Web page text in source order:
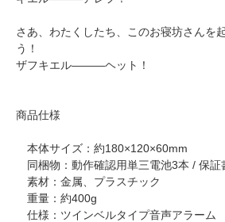
さあ、わたくしたち、このお寝坊さんを
う！
ザフキエル―――ヘット！
商品仕様
本体サイズ：約180×120×60mm
同梱物：動作確認用単三電池3本 / 保証
素材：金属、プラスチック
重量：約400g
仕様：ツインベルタイプ音声アラーム